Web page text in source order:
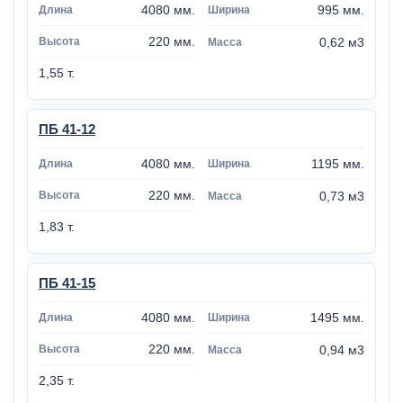
4080 мм. 995 мм.
220 мм. 0,62 м3
1,55 т.
ПБ 41-12
4080 мм. 1195 мм.
220 мм. 0,73 м3
1,83 т.
ПБ 41-15
4080 мм. 1495 мм.
220 мм. 0,94 м3
2,35 т.